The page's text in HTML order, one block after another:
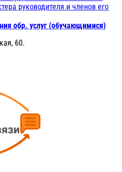
руководителя и членов его
обр. услуг (обучающимися)
60.